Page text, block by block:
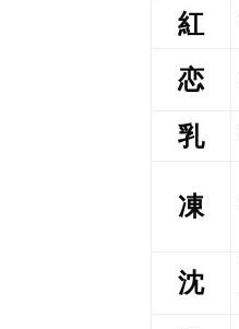
紅
恋
乳
凍
沈